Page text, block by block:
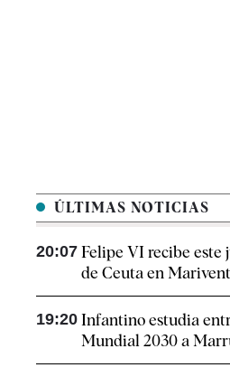
ÚLTIMAS NOTICIAS
20:07 Felipe VI recibe este
de Ceuta en
19:20 Infantino estudia
Mundial 2030 a